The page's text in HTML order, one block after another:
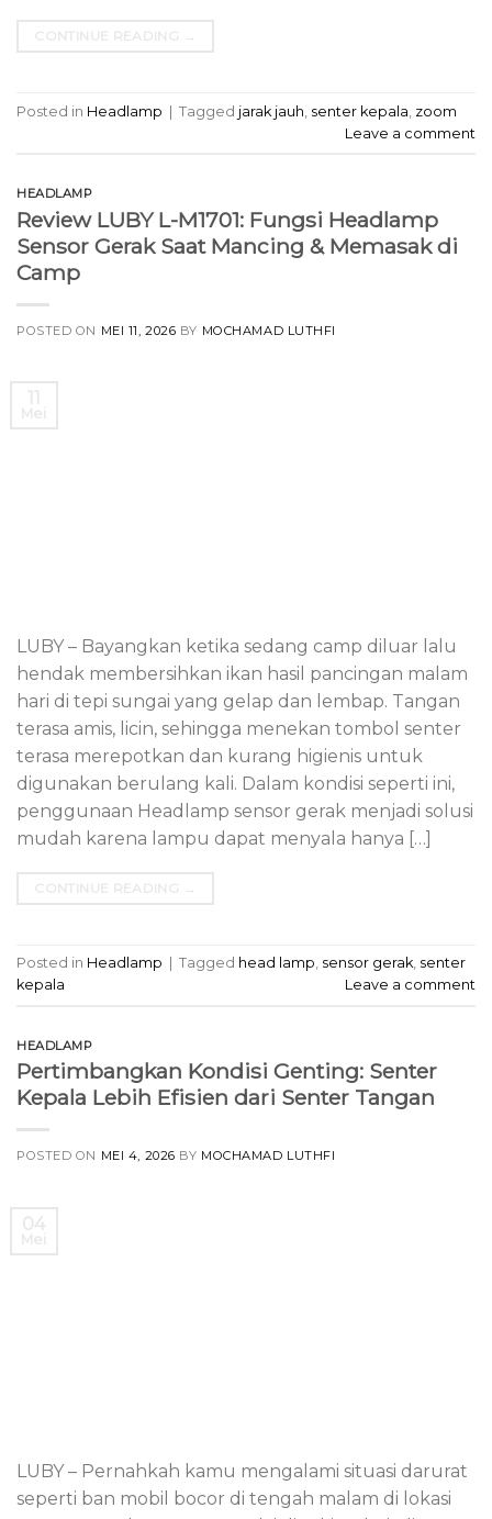
Posted in Headlamp Tagged jarak jauh senter kepala zoom
Leave a comment
HEADLAMP
Review LUBY L-M1701: Fungsi Headlamp
Sensor Gerak Saat Mancing & Memasak di
Camp
POSTED ON MEI 11, 2026 BY MOCHAMAD LUTHFI
LUBY – Bayangkan ketika sedang camp diluar lalu
hendak membersihkan ikan hasil pancingan malam
hari di tepi sungai yang gelap dan lembap. Tangan
terasa amis, licin, sehingga menekan tombol senter
terasa merepotkan dan kurang higienis untuk
digunakan berulang kali. Dalam kondisi seperti ini,
penggunaan Headlamp sensor gerak menjadi solusi
mudah karena lampu dapat menyala hanya […]
Posted in Headlamp Tagged head lamp, sensor gerak, senter
kepala
Leave a comment
HEADLAMP
Pertimbangkan Kondisi Genting: Senter
Kepala Lebih Efisien dari Senter Tangan
POSTED ON MEI 4, 2026 BY MOCHAMAD LUTHFI
LUBY – Pernahkah kamu mengalami situasi darurat
seperti ban mobil bocor di tengah malam di lokasi